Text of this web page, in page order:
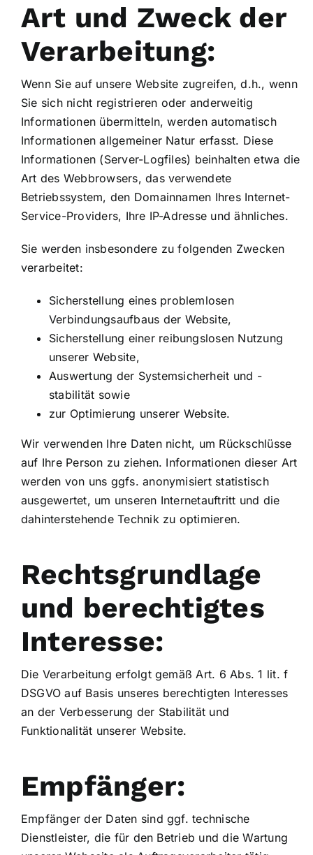
Art und Zweck der
Verarbeitung:
Wenn Sie auf unsere Website zugreifen, d.h., wenn
Sie sich nicht registrieren oder anderweitig
Informationen übermitteln, werden automatisch
Informationen allgemeiner Natur erfasst. Diese
Informationen (Server-Logfiles) beinhalten etwa die
Art des Webbrowsers, das verwendete
Betriebssystem, den Domainnamen Ihres Internet-
Service-Providers, Ihre IP-Adresse und ähnliches.
Sie werden insbesondere zu folgenden Zwecken
verarbeitet:
Sicherstellung eines problemlosen
Verbindungsaufbaus der Website,
Sicherstellung einer reibungslosen Nutzung
unserer Website,
Auswertung der Systemsicherheit und -
stabilität sowie
zur Optimierung unserer Website.
Wir verwenden Ihre Daten nicht, um Rückschlüsse
auf Ihre Person zu ziehen. Informationen dieser Art
werden von uns ggfs. anonymisiert statistisch
ausgewertet, um unseren Internetauftritt und die
dahinterstehende Technik zu optimieren.
Rechtsgrundlage
und berechtigtes
Interesse:
Die Verarbeitung erfolgt gemäß Art. 6 Abs. 1 lit. f
DSGVO auf Basis unseres berechtigten Interesses
an der Verbesserung der Stabilität und
Funktionalität unserer Website.
Empfänger:
Empfänger der Daten sind ggf. technische
Dienstleister, die für den Betrieb und die Wartung